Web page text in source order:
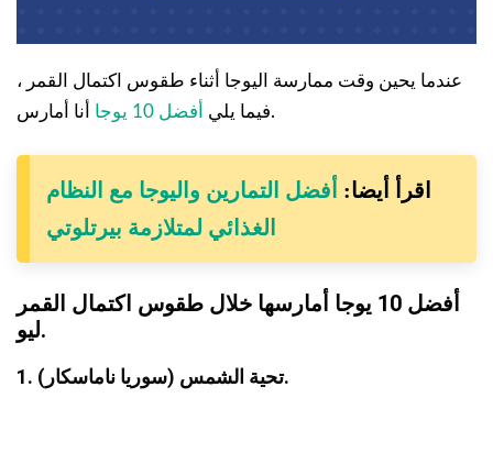
عندما يحين وقت ممارسة اليوجا أثناء طقوس اكتمال القمر ،
فيما يلي
أفضل 10 يوجا أنا أمارس.
اقرأ أيضا: أفضل التمارين واليوجا مع النظام
الغذائي لمتلازمة بيرتلوتي
أفضل 10 يوجا أمارسها خلال طقوس اكتمال القمر
ليو.
1. تحية الشمس (سوريا ناماسكار).